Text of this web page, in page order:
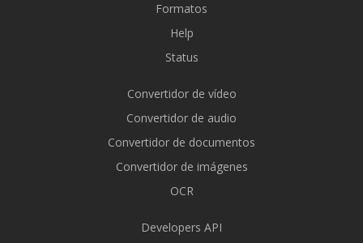
Formatos
Help
Status
Convertidor de vídeo
Convertidor de audio
Convertidor de documentos
Convertidor de imágenes
OCR
Developers API